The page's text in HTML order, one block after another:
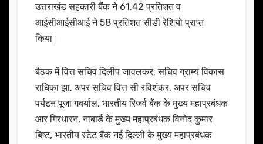
उत्तराखंड सहकारी बैंक ने 61.42 प्रतिशत व
आईसीआईसीआई ने 58 प्रतिशत सीडी रेशियो प्राप्त
किया।
बैठक में वित्त सचिव दिलीप जावलकर, सचिव ग्राम्य विकास
राधिका झा, अपर सचिव वित्त सी रविशंकर, अपर सचिव
पर्यटन पूजा गबर्याल, भारतीय रिजर्व बैंक के मुख्य महाप्रबंधक
आर गिरधारन, नाबार्ड के मुख्य महाप्रबंधक विनोद कुमार
बिष्ट, भारतीय स्टेट बैंक नई दिल्ली के मुख्य महाप्रबंधक